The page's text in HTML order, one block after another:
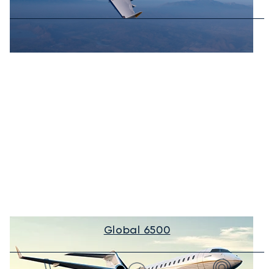
Global 6500